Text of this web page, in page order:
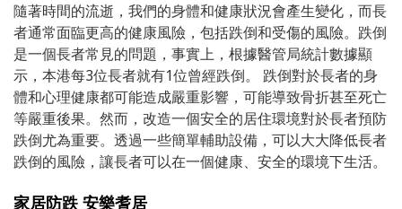
隨著時間的流逝，我們的身體和健康狀況會產生變化，而長
者通常面臨更高的健康風險，包括跌倒和受傷的風險。跌倒
是一個長者常見的問題，事實上，根據醫管局統計數據顯
示，本港每3位長者就有1位曾經跌倒。 跌倒對於長者的身
體和心理健康都可能造成嚴重影響，可能導致骨折甚至死亡
等嚴重後果。然而，改造一個安全的居住環境對於長者預防
跌倒尤為重要。透過一些簡單輔助設備，可以大大降低長者
跌倒的風險，讓長者可以在一個健康、安全的環境下生活。
家居防跌 安樂耆居